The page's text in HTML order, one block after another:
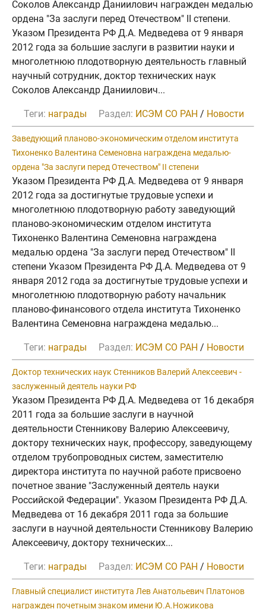
Соколов Александр Даниилович награжден медалью
ордена "За заслуги перед Отечеством" II степени.
Указом Президента РФ Д.А. Медведева от 9 января
2012 года за большие заслуги в развитии науки и
многолетнюю плодотворную деятельность главный
научный сотрудник, доктор технических наук
Соколов Александр Даниилович...
Теги: награды Раздел: ИСЭМ СО РАН / Новости
Заведующий планово-экономическим отделом института
Тихоненко Валентина Семеновна награждена медалью-
ордена "За заслуги перед Отечеством" II степени
Указом Президента РФ Д.А. Медведева от 9 января
2012 года за достигнутые трудовые успехи и
многолетнюю плодотворную работу заведующий
планово-экономическим отделом института
Тихоненко Валентина Семеновна награждена
медалью ордена "За заслуги перед Отечеством" II
степени Указом Президента РФ Д.А. Медведева от 9
января 2012 года за достигнутые трудовые успехи и
многолетнюю плодотворную работу начальник
планово-финансового отдела института Тихоненко
Валентина Семеновна награждена медалью...
Теги: награды Раздел: ИСЭМ СО РАН / Новости
Доктор технических наук Стенников Валерий Алексеевич -
заслуженный деятель науки РФ
Указом Президента РФ Д.А. Медведева от 16 декабря
2011 года за большие заслуги в научной
деятельности Стенникову Валерию Алексеевичу,
доктору технических наук, профессору, заведующему
отделом трубопроводных систем, заместителю
директора института по научной работе присвоено
почетное звание "Заслуженный деятель науки
Российской Федерации". Указом Президента РФ Д.А.
Медведева от 16 декабря 2011 года за большие
заслуги в научной деятельности Стенникову Валерию
Алексеевичу, доктору технических...
Теги: награды Раздел: ИСЭМ СО РАН / Новости
Главный специалист института Лев Анатольевич Платонов
награжден почетным знаком имени Ю.А.Ножикова